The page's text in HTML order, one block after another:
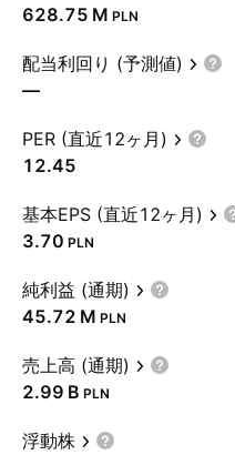
‪628.75 M‬ PLN
配当利回り (予測値)
—
PER (直近12ヶ月)
12.45
基本EPS (直近12ヶ月)
3.70 PLN
純利益 (通期)
‪45.72 M‬ PLN
売上高 (通期)
‪2.99 B‬ PLN
浮動株